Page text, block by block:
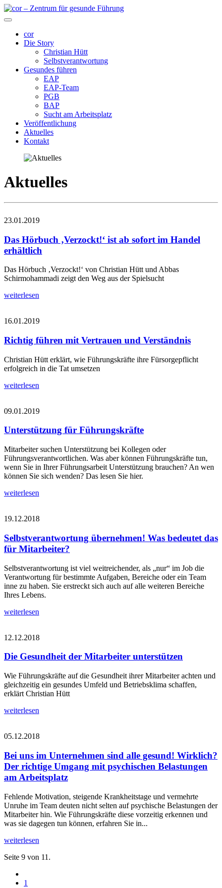
cor
Die Story
Christian Hütt
Selbstverantwortung
Gesundes führen
EAP
EAP-Team
PGB
BAP
Sucht am Arbeitsplatz
Veröffentlichung
Aktuelles
Kontakt
Aktuelles
23.01.2019
Das Hörbuch ‚Verzockt!‘ ist ab sofort im Handel
erhältlich
Das Hörbuch ‚Verzockt!‘ von Christian Hütt und Abbas
Schirmohammadi zeigt den Weg aus der Spielsucht
weiterlesen
16.01.2019
Richtig führen mit Vertrauen und Verständnis
Christian Hütt erklärt, wie Führungskräfte ihre Fürsorgepflicht
erfolgreich in die Tat umsetzen
weiterlesen
09.01.2019
Unterstützung für Führungskräfte
Mitarbeiter suchen Unterstützung bei Kollegen oder
Führungsverantwortlichen. Was aber können Führungskräfte tun,
wenn Sie in Ihrer Führungsarbeit Unterstützung brauchen? An wen
können Sie sich wenden? Das lesen Sie hier.
weiterlesen
19.12.2018
Selbstverantwortung übernehmen! Was bedeutet das
für Mitarbeiter?
Selbstverantwortung ist viel weitreichender, als „nur“ im Job die
Verantwortung für bestimmte Aufgaben, Bereiche oder ein Team
inne zu haben. Sie erstreckt sich auch auf alle weiteren Bereiche
Ihres Lebens.
weiterlesen
12.12.2018
Die Gesundheit der Mitarbeiter unterstützen
Wie Führungskräfte auf die Gesundheit ihrer Mitarbeiter achten und
gleichzeitig ein gesundes Umfeld und Betriebsklima schaffen,
erklärt Christian Hütt
weiterlesen
05.12.2018
Bei uns im Unternehmen sind alle gesund! Wirklich?
Der richtige Umgang mit psychischen Belastungen
am Arbeitsplatz
Fehlende Motivation, steigende Krankheitstage und vermehrte
Unruhe im Team deuten nicht selten auf psychische Belastungen der
Mitarbeiter hin. Wie Führungskräfte diese vorzeitig erkennen und
was sie dagegen tun können, erfahren Sie in...
weiterlesen
Seite 9 von 11.
1